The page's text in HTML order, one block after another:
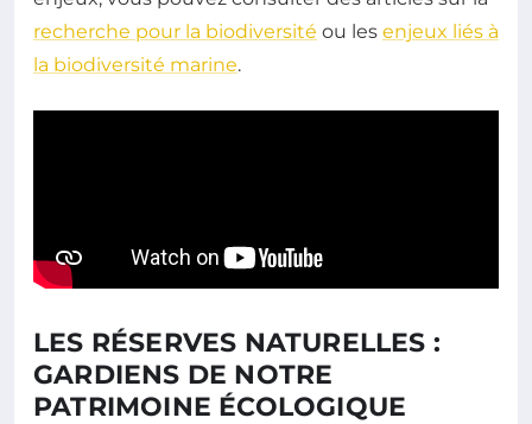
recherche pour la biodiversité ou les enjeux liés à
la biodiversité marine.
LES RÉSERVES NATURELLES :
GARDIENS DE NOTRE
PATRIMOINE ÉCOLOGIQUE